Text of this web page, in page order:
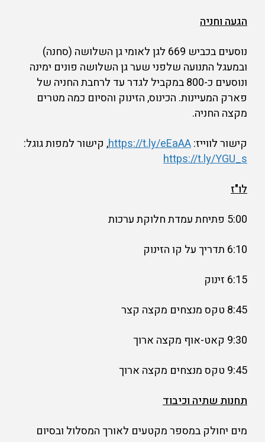
הגעה וחניה
נוסעים בכביש 669 לגן לאומי גן השלושה (סחנה)
ובמעגל התנועה שלפני שער גן השלושה פונים ימינה
ונוסעים כ-800 במקביל לגדר עד לרחבת החניה של
פארק המעיינות. הכינוס, הזינוק והסיום כמה מטרים
מקצה החניה.
קישור לווייז:https://t.ly/eEaAA, קישור למפות גוגל:
https://t.ly/YGU_s
לו"ז
5:00 פתיחת עמדת חלוקת ערכות
6:10 תדריך על קו הזינוק
6:15 זינוק
8:45 טקס מנצחים מקצה קצר
9:30 קאט-אוף מקצה ארוך
9:45 טקס מנצחים מקצה ארוך
תחנות שתיה וכיבוד
מים יחולק במספר מקטעים לאורך המסלול ובסיום